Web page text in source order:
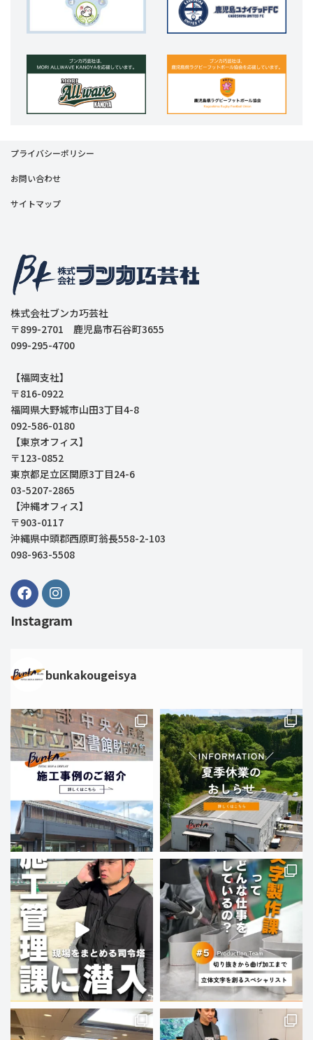
プライバシーポリシー
お問い合わせ
サイトマップ
株式会社ブンカ巧芸社
〒899-2701 鹿児島市石谷町3655
099-295-4700
【福岡支社】
〒816-0922
福岡県大野城市山田3丁目4-8
092-586-0180
【東京オフィス】
〒123-0852
東京都足立区関原3丁目24-6
03-5207-2865
【沖縄オフィス】
〒903-0117
沖縄県中頭郡西原町翁長558-2-103
098-963-5508
Instagram
bunkakougeisya